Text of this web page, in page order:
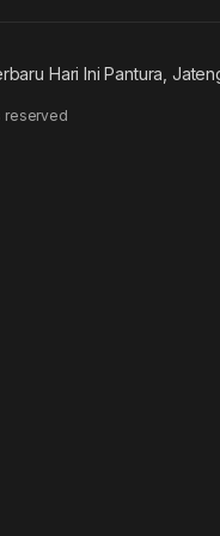
Hari Ini Pantura,
reserved